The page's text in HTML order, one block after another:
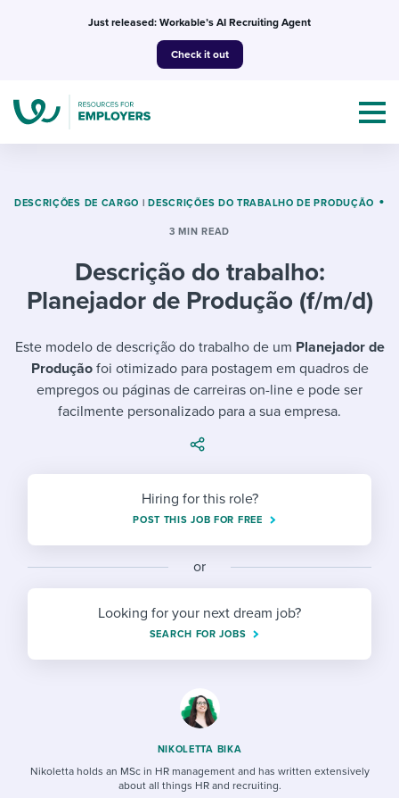
Just released: Workable’s AI Recruiting Agent
Check it out
Mobilizing AI in my work
Evaluating candidates
Working together with others
Developing & retaining people
Ensuring compliance
Finding and attracting people
Candidate/employee experiences
Templates & Guides
I WANT...
Job description templates
Interview question templates
Onboarding checklists
Step-by-step tutorials
HR terms
I WANT TO LEARN ABOUT...
Applying for a job
Pay & benefits
Career development
Overall career resources
Attend webinars & events
Workable customer stories
Explore Workable
DESCRIÇÕES DE CARGO | DESCRIÇÕES DO TRABALHO DE PRODUÇÃO
3 MIN READ
Descrição do trabalho:
Planejador de Produção (f/m/d)
Este modelo de descrição do trabalho de um Planejador de
Produçãofoi otimizado para postagem em quadros de
empregos ou páginas de carreiras on-line e pode ser
facilmente personalizado para a sua empresa.
Hiring for this role?
POST THIS JOB FOR FREE
or
Looking for your next dream job?
SEARCH FOR JOBS
NIKOLETTA BIKA
Nikoletta holds an MSc in HR management and has written extensively
about all things HR and recruiting.